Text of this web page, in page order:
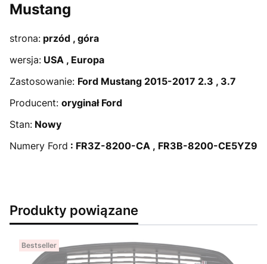
Mustang
strona: przód , góra
wersja: USA , Europa
Zastosowanie: Ford Mustang 2015-2017 2.3 , 3.7
Producent: oryginał Ford
Stan: Nowy
Numery Ford : FR3Z-8200-CA , FR3B-8200-CE5YZ9
Produkty powiązane
Bestseller